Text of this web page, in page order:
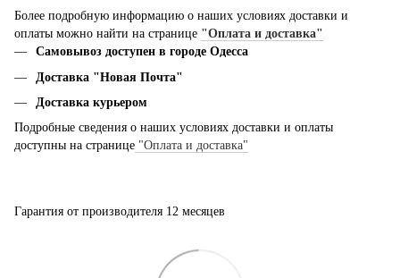
Более подробную информацию о наших условиях доставки и
оплаты можно найти на странице "Оплата и доставка"
Самовывоз доступен в городе Одесса
Доставка "Новая Почта"
Доставка курьером
Подробные сведения о наших условиях доставки и оплаты
доступны на странице "Оплата и доставка"
Гарантия от производителя 12 месяцев